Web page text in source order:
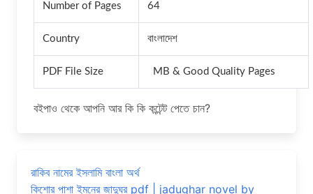
Number of Pages 64
Country বাংলাদেশ
PDF File Size MB & Good Quality Pages
বইপাও থেকে আপনি আর কি কি কন্টেন্ট পেতে চান?
রাকিব নামের ইসলামি বাংলা অর্থ
কিশোর পাশা ইমনের জাদুঘর pdf | jadughar novel by